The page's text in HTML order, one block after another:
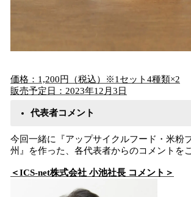
価格：1,200円（税込）※1セット4種類×2
販売予定日：2023年12月3日
代表者コメント
今回一緒に『アップサイクルフード・米粉
州』を作った、各代表者からのコメントを
＜ICS-net株式会社 小池社長 コメント＞